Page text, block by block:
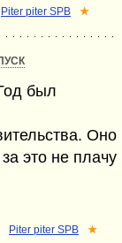
Piter piter SPB ★
был
Оно
это не плачу
Piter piter SPB ★